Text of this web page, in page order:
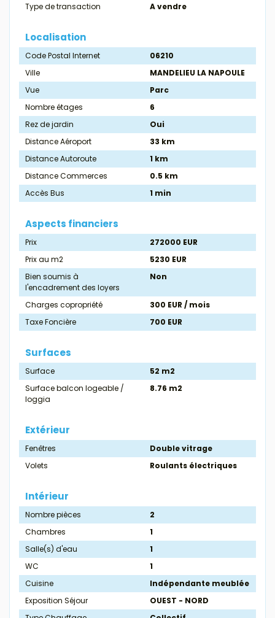
Type de transaction
A vendre
Localisation
Code Postal Internet
06210
Ville
MANDELIEU LA NAPOULE
Vue
Parc
Nombre étages
6
Rez de jardin
Oui
Distance Aéroport
33 km
Distance Autoroute
1 km
Distance Commerces
0.5 km
Accès Bus
1 min
Aspects financiers
Prix
272000 EUR
Prix au m2
5230 EUR
Bien soumis à
l'encadrement des loyers
Non
Charges copropriété
300 EUR / mois
Taxe Foncière
700 EUR
Surfaces
Surface
52 m2
Surface balcon logeable /
loggia
8.76 m2
Extérieur
Fenêtres
Double vitrage
Volets
Roulants électriques
Intérieur
Nombre pièces
2
Chambres
1
Salle(s) d'eau
1
WC
1
Cuisine
Indépendante meublée
Exposition Séjour
OUEST - NORD